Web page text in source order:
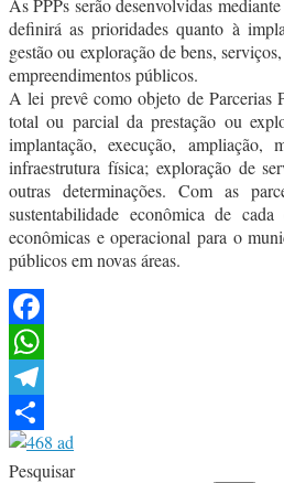
As PPPs serão desenvolvidas
definirá as prioridades quanto à
gestão ou exploração de bens,
empreendimentos públicos.
A lei prevê como objeto de Parcerias
total ou parcial da prestação ou
implantação, execução, ampliação,
infraestrutura física; exploração de
outras determinações. Com as
sustentabilidade econômica de cada
econômicas e operacional para o
públicos em novas áreas.
Facebook
WhatsApp
Telegram
Share
Pesquisar